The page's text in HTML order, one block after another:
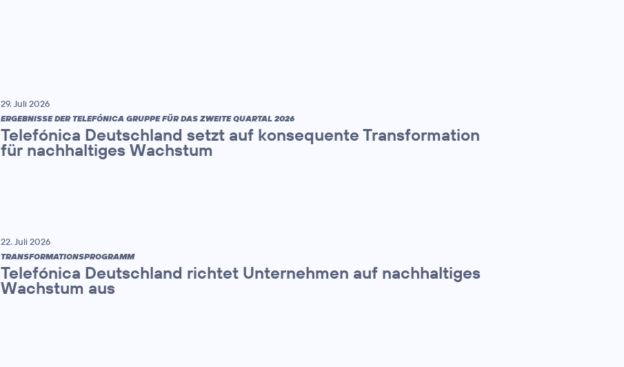
29. Juli 2026
ERGEBNISSE DER TELEFÓNICA GRUPPE FÜR DAS ZWEITE QUARTAL 2026
Telefónica Deutschland setzt auf konsequente Transformation
für nachhaltiges Wachstum
22. Juli 2026
TRANSFORMATIONSPROGRAMM
Telefónica Deutschland richtet Unternehmen auf nachhaltiges
Wachstum aus